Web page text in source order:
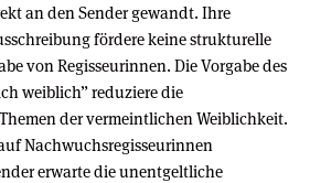
an den Sender gewandt. Ihre
fördere keine strukturelle
von Regisseurinnen. Die Vorgabe des
weiblich” reduziere die
der vermeintlichen Weiblichkeit.
Nachwuchsregisseurinnen
erwarte die unentgeltliche